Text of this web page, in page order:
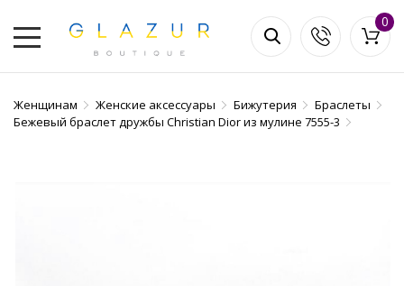
0
Женщинам Женские аксессуары Бижутерия
Браслеты
Бежевый браслет дружбы Christian Dior из мулине 7555-3